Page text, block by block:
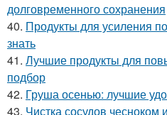
долговременного сохранения
40. Продукты для усиления
знать
41. Лучшие продукты для
подбор
42. Груша осенью: лучшие
43. Чистка сосудов